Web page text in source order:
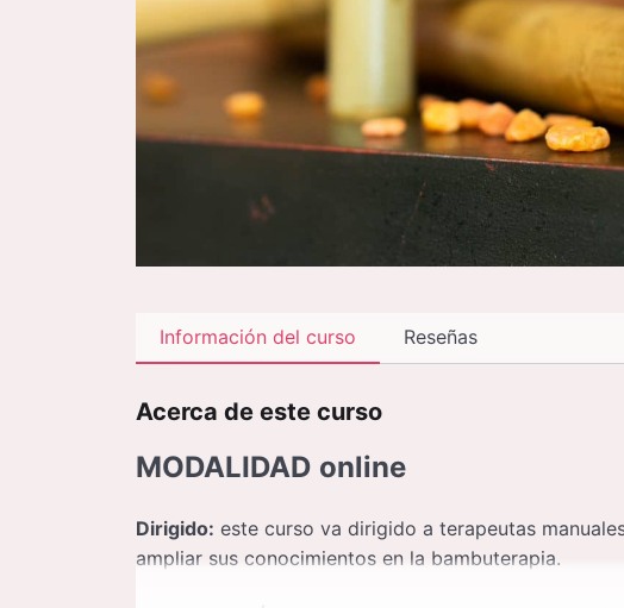
Información del curso Reseñas
Acerca de este curso
MODALIDAD online
Dirigido: este curso va dirigido a terapeutas
ampliar sus conocimientos en la bambuterapia.